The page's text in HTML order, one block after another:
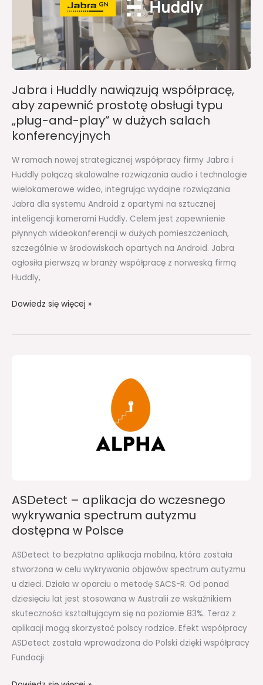
Jabra i Huddly nawiązują współpracę,
aby zapewnić prostotę obsługi typu
„plug-and-play” w dużych salach
konferencyjnych
W ramach nowej strategicznej współpracy firmy Jabra i
Huddly połączą skalowalne rozwiązania audio i technologie
wielokamerowe wideo, integrując wydajne rozwiązania
Jabra dla systemu Android z opartymi na sztucznej
inteligencji kamerami Huddly. Celem jest zapewnienie
płynnych wideokonferencji w dużych pomieszczeniach,
szczególnie w środowiskach opartych na Android. Jabra
ogłosiła pierwszą w branży współpracę z norweską firmą
Huddly,
współpracę,
zapewnić
prostotę
obsługi
typu
„plug-
and-
play”
w
dużych
salach
konferencyjnych
Dowiedz się więcej »
ASDetect – aplikacja do wczesnego
wykrywania spectrum autyzmu
dostępna w Polsce
ASDetect to bezpłatna aplikacja mobilna, która została
stworzona w celu wykrywania objawów spectrum autyzmu
u dzieci. Działa w oparciu o metodę SACS-R. Od ponad
dziesięciu lat jest stosowana w Australii ze wskaźnikiem
skuteczności kształtującym się na poziomie 83%. Teraz z
aplikacji mogą skorzystać polscy rodzice. Efekt współpracy
ASDetect została wprowadzona do Polski dzięki współpracy
Fundacji
w
Polsce